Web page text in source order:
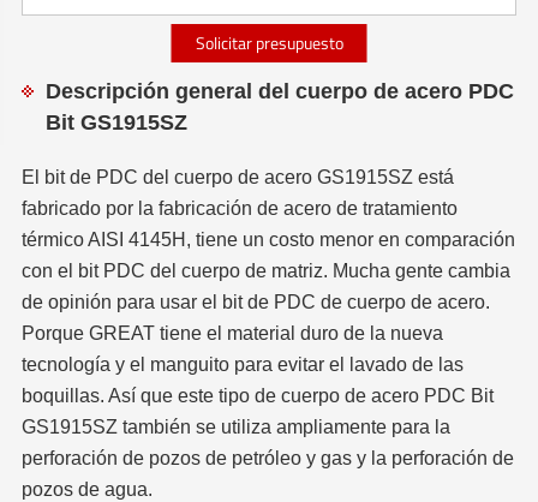
Solicitar presupuesto
Descripción general del cuerpo de acero PDC
Bit GS1915SZ
El bit de PDC del cuerpo de acero GS1915SZ está
fabricado por la fabricación de acero de tratamiento
térmico AISI 4145H, tiene un costo menor en comparación
con el bit PDC del cuerpo de matriz. Mucha gente cambia
de opinión para usar el bit de PDC de cuerpo de acero.
Porque GREAT tiene el material duro de la nueva
tecnología y el manguito para evitar el lavado de las
boquillas. Así que este tipo de cuerpo de acero PDC Bit
GS1915SZ también se utiliza ampliamente para la
perforación de pozos de petróleo y gas y la perforación de
pozos de agua.